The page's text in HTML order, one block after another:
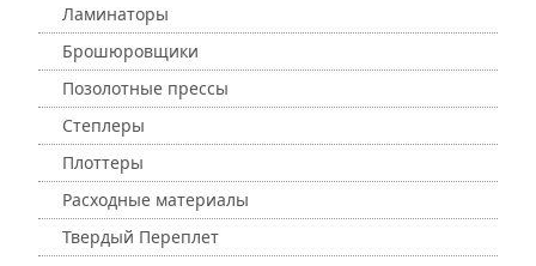
Ламинаторы
Брошюровщики
Позолотные прессы
Степлеры
Плоттеры
Расходные материалы
Твердый Переплет